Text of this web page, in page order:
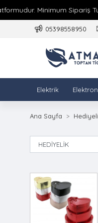
Minimum Sipariş
05398558950
Elektrik
Ana Sayfa